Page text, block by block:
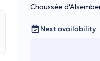
Chaussée
Next availability